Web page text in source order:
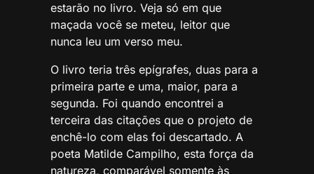
estarão no livro. Veja só em que
maçada você se meteu, leitor que
nunca leu um verso meu.
O livro teria três epígrafes, duas para a
primeira parte e uma, maior, para a
segunda. Foi quando encontrei a
terceira das citações que o projeto de
enchê-lo com elas foi descartado. A
poeta Matilde Campilho, esta força da
natureza, comparável somente às